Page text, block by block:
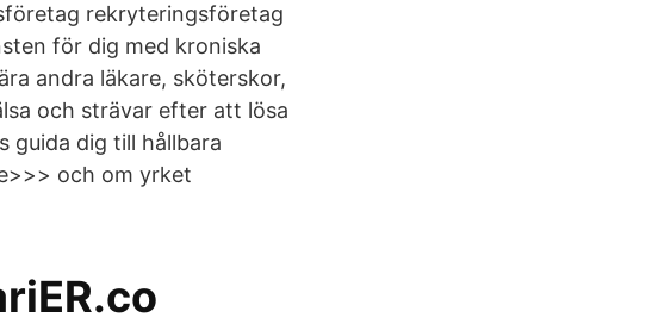
rekryteringsföretag
för dig med kroniska
andra läkare, sköterskor,
och strävar efter att lösa
guida dig till hållbara
och om yrket